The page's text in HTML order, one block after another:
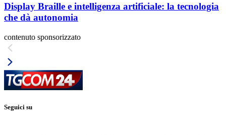
Display Braille e intelligenza artificiale: la tecnologia
che dà autonomia
contenuto sponsorizzato
Seguici su